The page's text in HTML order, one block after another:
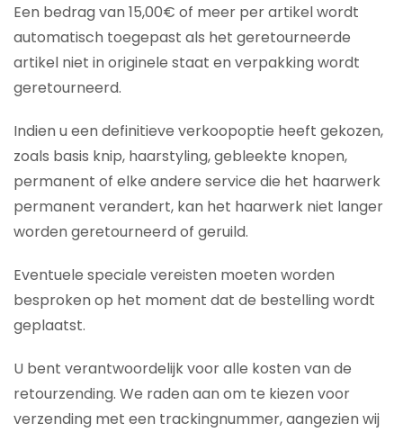
Een bedrag van 15,00€ of meer per artikel wordt
automatisch toegepast als het geretourneerde
artikel niet in originele staat en verpakking wordt
geretourneerd.
Indien u een definitieve verkoopoptie heeft gekozen,
zoals basis knip, haarstyling, gebleekte knopen,
permanent of elke andere service die het haarwerk
permanent verandert, kan het haarwerk niet langer
worden geretourneerd of geruild.
Eventuele speciale vereisten moeten worden
besproken op het moment dat de bestelling wordt
geplaatst.
U bent verantwoordelijk voor alle kosten van de
retourzending. We raden aan om te kiezen voor
verzending met een trackingnummer, aangezien wij